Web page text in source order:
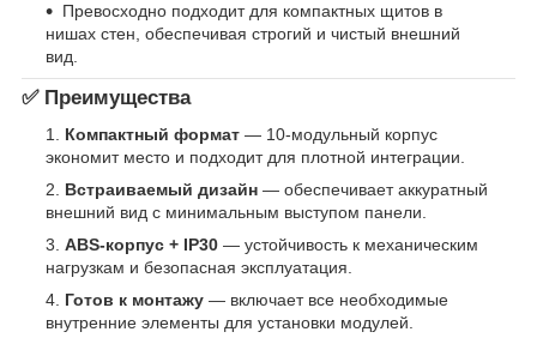
Превосходно подходит для компактных щитов в
нишах стен, обеспечивая строгий и чистый внешний
вид.
✅ Преимущества
Компактный формат — 10‑модульный корпус
экономит место и подходит для плотной интеграции.
Встраиваемый дизайн — обеспечивает аккуратный
внешний вид с минимальным выступом панели.
ABS‑корпус + IP30 — устойчивость к механическим
нагрузкам и безопасная эксплуатация.
Готов к монтажу — включает все необходимые
внутренние элементы для установки модулей.